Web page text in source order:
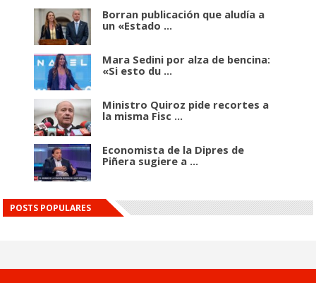
Borran publicación que aludía a
un «Estado ...
Mara Sedini por alza de bencina:
«Si esto du ...
Ministro Quiroz pide recortes a
la misma Fisc ...
Economista de la Dipres de
Piñera sugiere a ...
POSTS POPULARES